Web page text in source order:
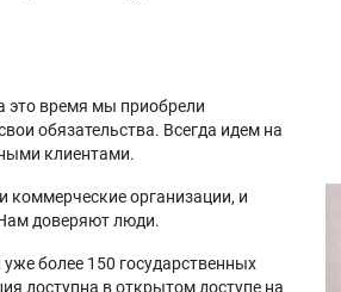
это время мы приобрели
обязательства. Всегда идем на
клиентами.
коммерческие организации, и
доверяют люди.
более 150 государственных
доступна в открытом доступе на